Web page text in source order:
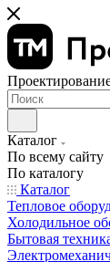
Каталог
По всему сайту
По каталогу
Каталог
Тепловое
Холодильное
Бытовая